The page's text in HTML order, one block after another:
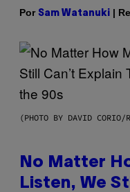
Por Sam Watanuki |
(PHOTO BY DAVID CORIO/
No Matter
Listen, We